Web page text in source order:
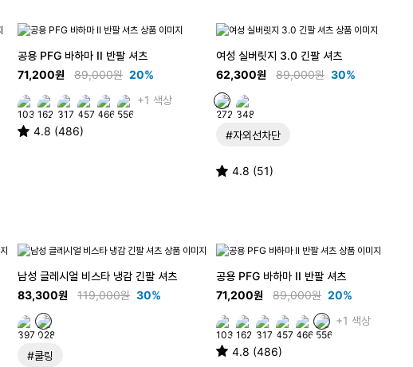
공용 PFG 바하마 II 반팔 셔츠
71,200원
89,000원 20%
+1 색상
4.8 (486)
여성 실버릿지 3.0 긴팔 셔츠
62,300원
89,000원 30%
#자외선차단
4.8 (51)
남성 글레시얼 비스타 냉감 긴팔 셔츠
83,300원
119,000원 30%
#쿨링
공용 PFG 바하마 II 반팔 셔츠
71,200원
89,000원 20%
+1 색상
4.8 (486)